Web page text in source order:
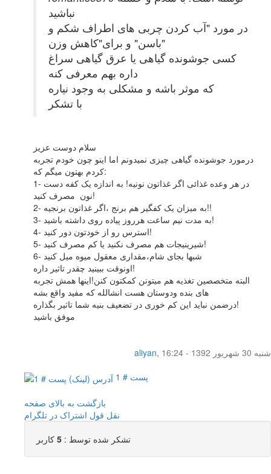
نباشید
در مورد "آب کردن چربی های اطراف شکم و
باسن" و برای"کاهش وزن"
کسی جوشونده گیاهی یا عرق گیاهی سراغ
داره بهم معرفی کنه
که موثر باشه و مشکلی به وجود نیاره
با تشکر
سلام دوست عزیز
درمورد جوشونده گیاهی چیزی نمیدونم اما اینو چون خودم تجربه
کردم بهتون میگم که:
1- در هر وعده غذائی اگر غذاتون نونیه! به اندازه یک کفه دست
نون مصرف کنید!
2- به میزان یک کفگیر هم برنج ،اگر غذاتون برنجیه!!
3- به مدت نیم ساعت هرروز پیاده روی داشته باشید!
4- استرس رو از خودتون دور کنید!
5- شیرینیجات هم مصرف نکنید یا کم مصرف کنید!
6- شبها بجای شام،مقداری معقول میوه میل کنید
اونوقت ببینید چقدر تاثیر داره!
البته متخصصین تغذیه هم میتونن کمکتون کنن!اینها همش تجربه
های بنده ودوستان هست انشالله که مفید واقع بشه
درضمن نباید این کم خوری در تضعیف بنیه شما تاثیر بگذاره!
موفق باشید
aliyan,
شنبه 30 شهریور 1392 - 16:24
پست # 1
بازگشت به بالای صفحه
نقل قول اشتراک در تلگرام
تشکر شده توسط : 5 کاربر